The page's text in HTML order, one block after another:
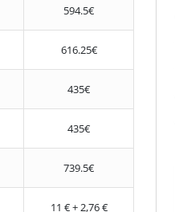
594.5€
616.25€
435€
435€
739.5€
11 € + 2,76 €